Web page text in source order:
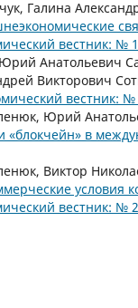
Галина
вестник: №
Анатольевич
Викторович
вестник: №
Юрий
«блокчейн» в
Виктор
условия
вестник: №